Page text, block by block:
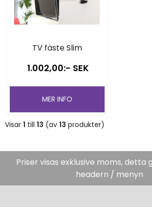
TV fäste Slim
1.002,00:- SEK
MER INFO
Visar 1 till 13 (av 13 produkter)
Priser visas exklusive moms, detta
headern / menyn